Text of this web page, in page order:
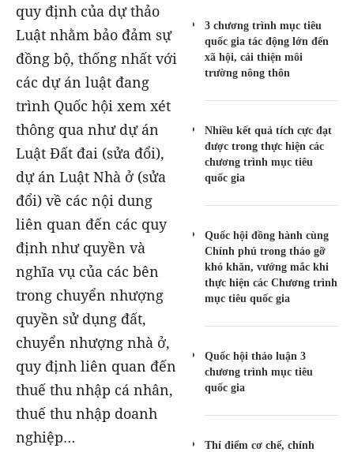
3 chương trình mục tiêu
quốc gia tác động lớn đến
xã hội, cải thiện môi
trường nông thôn
Nhiều kết quả tích cực đạt
được trong thực hiện các
chương trình mục tiêu
quốc gia
Quốc hội đồng hành cùng
Chính phủ trong tháo gỡ
khó khăn, vướng mắc khi
thực hiện các Chương trình
mục tiêu quốc gia
Quốc hội thảo luận 3
chương trình mục tiêu
quốc gia
Thí điểm cơ chế, chính
quy định của dự thảo
Luật nhằm bảo đảm sự
đồng bộ, thống nhất với
các dự án luật đang
trình Quốc hội xem xét
thông qua như dự án
Luật Đất đai (sửa đổi),
dự án Luật Nhà ở (sửa
đổi) về các nội dung
liên quan đến các quy
định như quyền và
nghĩa vụ của các bên
trong chuyển nhượng
quyền sử dụng đất,
chuyển nhượng nhà ở,
quy định liên quan đến
thuế thu nhập cá nhân,
thuế thu nhập doanh
nghiệp…